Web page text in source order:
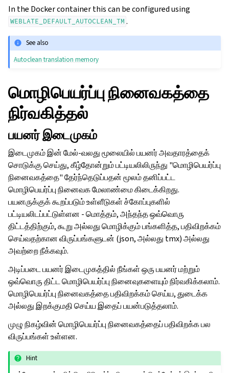
In the Docker container this can be configured using
WEBLATE_DEFAULT_AUTOCLEAN_TM .
See also
Autoclean translation memory
மொழிபெயர்ப்பு நினைவகத்தை
நிர்வகித்தல்
பயனர் இடைமுகம்
இடைமுகம் இன் மேல்-வலது மூலையில் பயனர் அவதாரத்தைக்
சொடுக்கு செய்து, கீழ்தோன்றும் பட்டியலிலிருந்து "மொழிபெயர்ப்பு
நினைவகத்தை" தேர்ந்தெடுப்பதன் மூலம் தனிப்பட்ட
மொழிபெயர்ப்பு நினைவக மேலாண்மை கிடைக்கிறது.
பயனருக்குக் கூறப்படும் உள்ளீடுகள் ச்கோப்புகளில்
பட்டியலிடப்பட்டுள்ளன - மொத்தம், அந்தந்த ஒவ்வொரு
திட்டத்திற்கும், கூறு அல்லது மொழிக்கும் பங்களித்த, பதிவிறக்கம்
செய்வதற்கான விருப்பங்களுடன் (json, அல்லது tmx) அல்லது
அவற்றை நீக்கவும்.
அடிப்படை பயனர் இடைமுகத்தில் நீங்கள் ஒரு பயனர் மற்றும்
ஒவ்வொரு திட்ட மொழிபெயர்ப்பு நினைவுகளையும் நிர்வகிக்கலாம்.
மொழிபெயர்ப்பு நினைவகத்தை பதிவிறக்கம் செய்ய, துடைக்க
அல்லது இறக்குமதி செய்ய இதைப் பயன்படுத்தலாம்.
முழு நிகழ்வின் மொழிபெயர்ப்பு நினைவகத்தைப் பதிவிறக்க பல
விருப்பங்கள் உள்ளன.
Hint